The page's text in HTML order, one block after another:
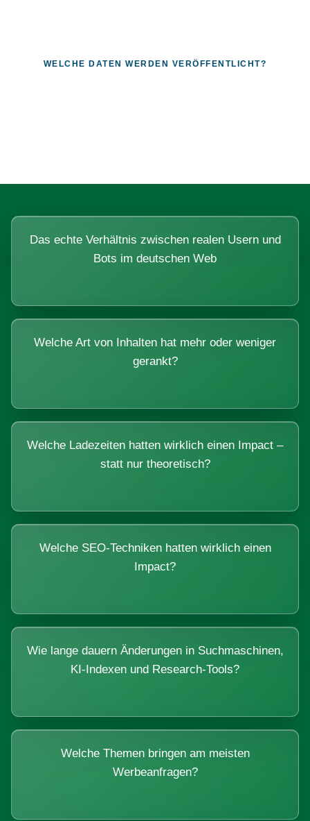
WELCHE DATEN WERDEN VERÖFFENTLICHT?
Das echte Verhältnis zwischen realen Usern und
Bots im deutschen Web
Welche Art von Inhalten hat mehr oder weniger
gerankt?
Welche Ladezeiten hatten wirklich einen Impact –
statt nur theoretisch?
Welche SEO-Techniken hatten wirklich einen
Impact?
Wie lange dauern Änderungen in Suchmaschinen,
KI-Indexen und Research-Tools?
Welche Themen bringen am meisten
Werbeanfragen?